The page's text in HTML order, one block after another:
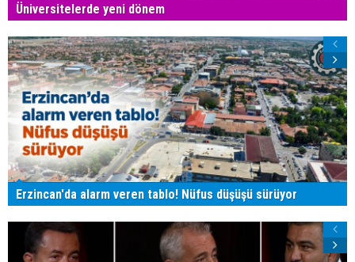
Üniversitelerde yeni dönem
Erzincan'da alarm veren tablo! Nüfus düşüşü sürüyor